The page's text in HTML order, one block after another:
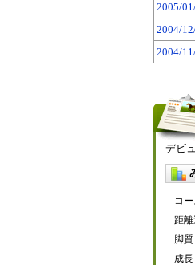
2005/
2004/
2004/
デビ
コ
距
脚質
成長